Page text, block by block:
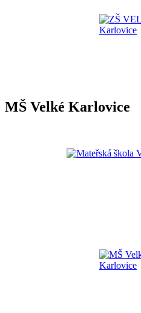
MŠ Velké Karlovice